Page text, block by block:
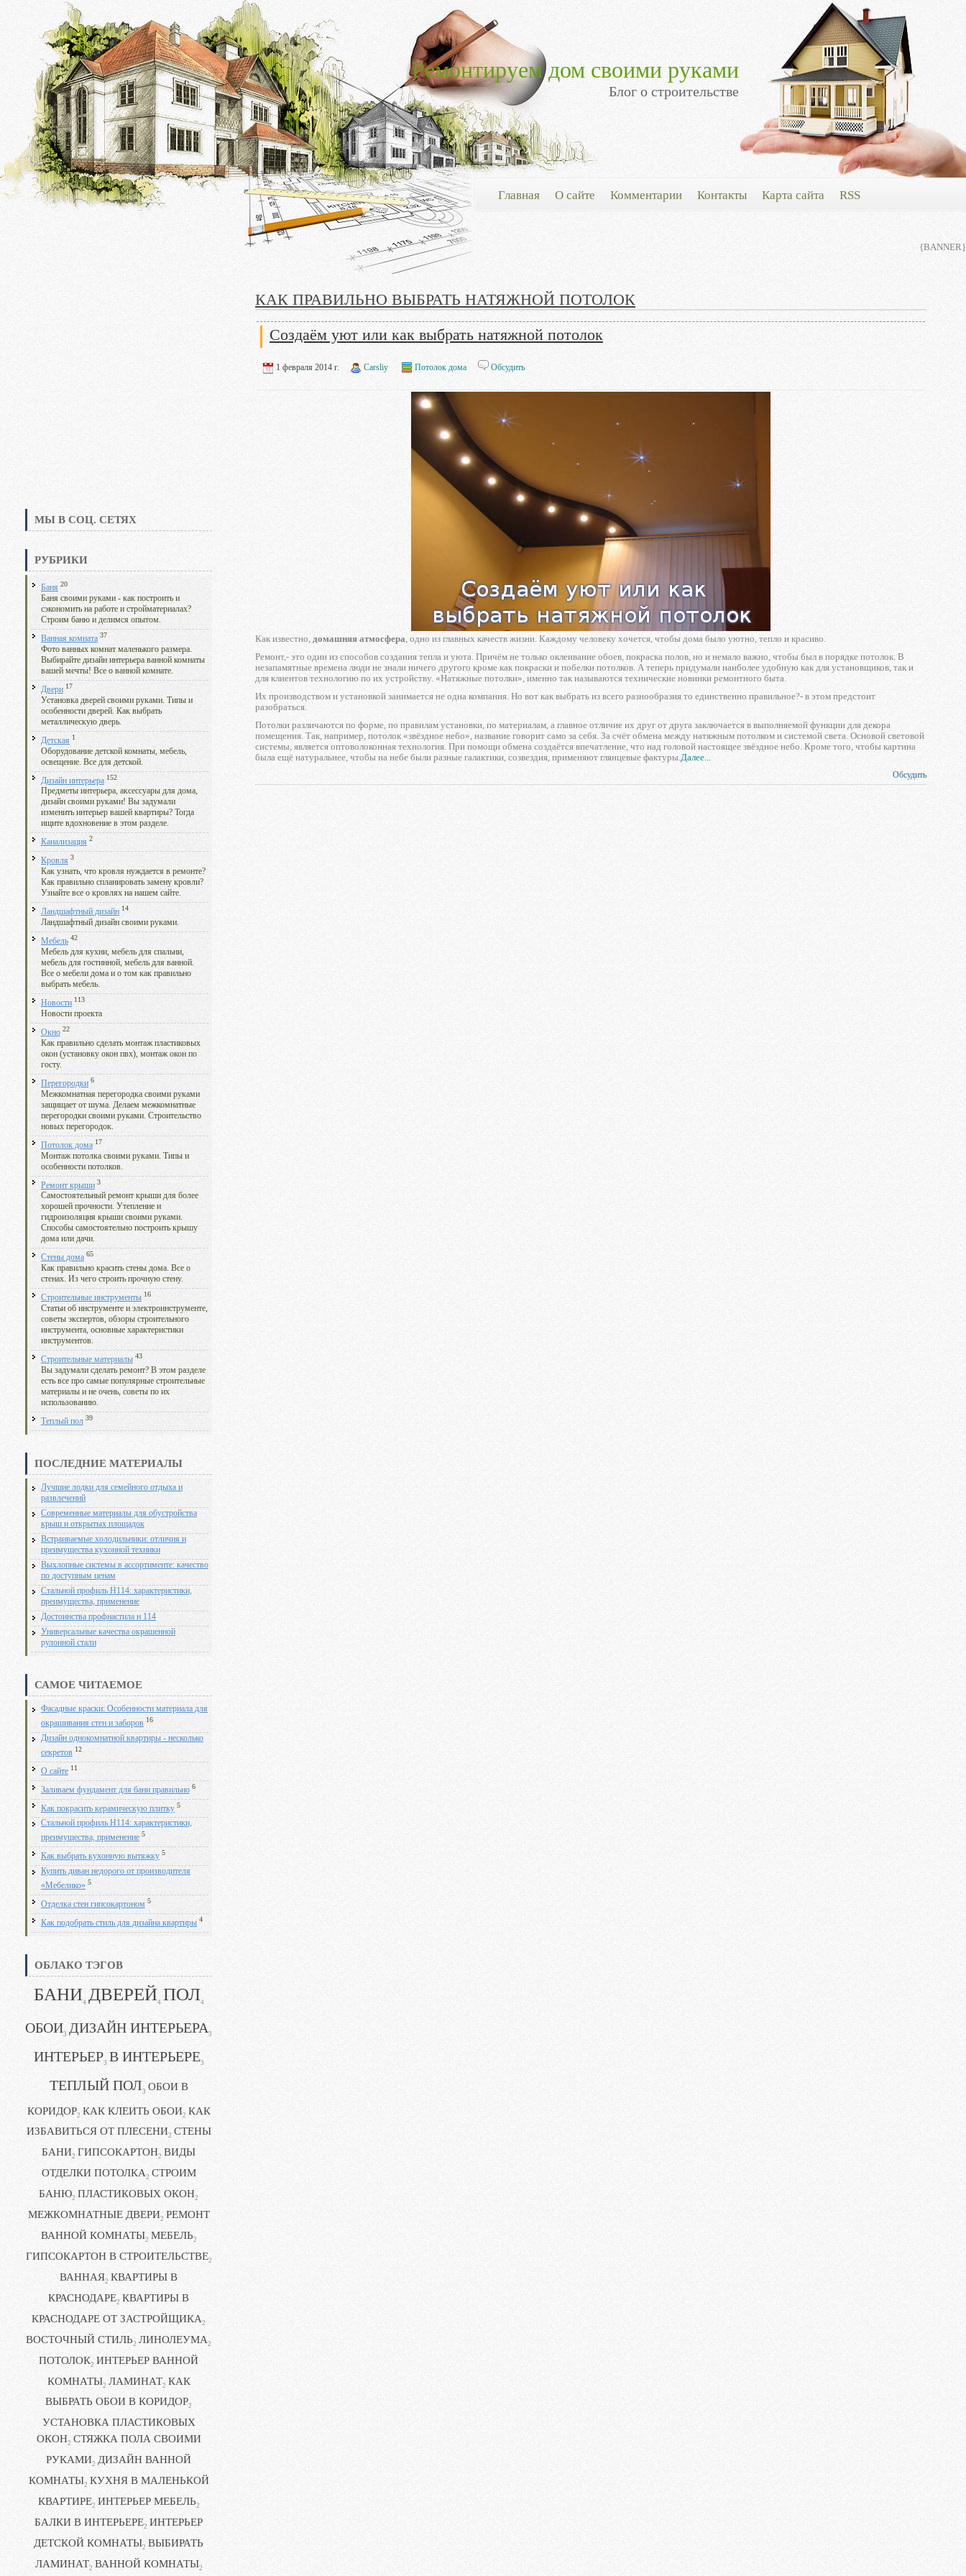
Ремонтируем дом своими руками
Блог о строительстве
Главная О сайте Комментарии Контакты Карта сайта RSS
{BANNER}
МЫ В СОЦ. СЕТЯХ
РУБРИКИ
Баня 20
Баня своими руками - как построить и
сэкономить на работе и стройматериалах?
Строим баню и делимся опытом.
Ванная комната 37
Фото ванных комнат маленького размера.
Выбирайте дизайн интерьера ванной комнаты
вашей мечты! Все о ванной комнате.
Двери 17
Установка дверей своими руками. Типы и
особенности дверей. Как выбрать
металлическую дверь.
Детская 1
Оборудование детской комнаты, мебель,
освещение. Все для детской.
Дизайн интерьера 152
Предметы интерьера, аксессуары для дома,
дизайн своими руками! Вы задумали
изменить интерьер вашей квартиры? Тогда
ищите вдохновение в этом разделе.
Канализация 2
Кровля 3
Как узнать, что кровля нуждается в ремонте?
Как правильно спланировать замену кровли?
Узнайте все о кровлях на нашем сайте.
Ландшафтный дизайн 14
Ландшафтный дизайн своими руками.
Мебель 42
Мебель для кухни, мебель для спальни,
мебель для гостинной, мебель для ванной.
Все о мебели дома и о том как правильно
выбрать мебель.
Новости 113
Новости проекта
Окно 22
Как правильно сделать монтаж пластиковых
окон (установку окон пвх), монтаж окон по
госту.
Перегородки 6
Межкомнатная перегородка своими руками
защищает от шума. Делаем межкомнатные
перегородки своими руками. Строительство
новых перегородок.
Потолок дома 17
Монтаж потолка своими руками. Типы и
особенности потолков.
Ремонт крыши 3
Самостоятельный ремонт крыши для более
хорошей прочности. Утепление и
гидроизоляция крыши своими руками.
Способы самостоятельно построить крышу
дома или дачи.
Стены дома 65
Как правильно красить стены дома. Все о
стенах. Из чего строить прочную стену.
Строительные инструменты 16
Статьи об инструменте и электроинструменте,
советы экспертов, обзоры строительного
инструмента, основные характеристики
инструментов.
Строительные материалы 43
Вы задумали сделать ремонт? В этом разделе
есть все про самые популярные строительные
материалы и не очень, советы по их
использованию.
Теплый пол 39
ПОСЛЕДНИЕ МАТЕРИАЛЫ
Лучшие лодки для семейного отдыха и
развлечений
Современные материалы для обустройства
крыш и открытых площадок
Встраиваемые холодильники: отличия и
преимущества кухонной техники
Выхлопные системы в ассортименте: качество
по доступным ценам
Стальной профиль Н114: характеристики,
преимущества, применение
Достоинства профнастила н 114
Универсальные качества окрашенной
рулонной стали
САМОЕ ЧИТАЕМОЕ
Фасадные краски: Особенности материала для
окрашивания стен и заборов 16
Дизайн однокомнатной квартиры - несколько
секретов 12
О сайте 11
Заливаем фундамент для бани правильно 6
Как покрасить керамическую плитку 5
Стальной профиль Н114: характеристики,
преимущества, применение 5
Как выбрать кухонную вытяжку 5
Купить диван недорого от производителя
«Мебелико» 5
Отделка стен гипсокартоном 5
Как подобрать стиль для дизайна квартиры 4
ОБЛАКО ТЭГОВ
БАНИ4 ДВЕРЕЙ4 ПОЛ4
ОБОИ3 ДИЗАЙН ИНТЕРЬЕРА3
ИНТЕРЬЕР3 В ИНТЕРЬЕРЕ3
ТЕПЛЫЙ ПОЛ3 ОБОИ В
КОРИДОР2 КАК КЛЕИТЬ ОБОИ2 КАК
ИЗБАВИТЬСЯ ОТ ПЛЕСЕНИ2 СТЕНЫ
БАНИ2 ГИПСОКАРТОН2 ВИДЫ
ОТДЕЛКИ ПОТОЛКА2 СТРОИМ
БАНЮ2 ПЛАСТИКОВЫХ ОКОН2
МЕЖКОМНАТНЫЕ ДВЕРИ2 РЕМОНТ
ВАННОЙ КОМНАТЫ2 МЕБЕЛЬ2
ГИПСОКАРТОН В СТРОИТЕЛЬСТВЕ2
ВАННАЯ2 КВАРТИРЫ В
КРАСНОДАРЕ2 КВАРТИРЫ В
КРАСНОДАРЕ ОТ ЗАСТРОЙЩИКА2
ВОСТОЧНЫЙ СТИЛЬ2 ЛИНОЛЕУМА2
ПОТОЛОК2 ИНТЕРЬЕР ВАННОЙ
КОМНАТЫ2 ЛАМИНАТ2 КАК
ВЫБРАТЬ ОБОИ В КОРИДОР2
УСТАНОВКА ПЛАСТИКОВЫХ
ОКОН2 СТЯЖКА ПОЛА СВОИМИ
РУКАМИ2 ДИЗАЙН ВАННОЙ
КОМНАТЫ2 КУХНЯ В МАЛЕНЬКОЙ
КВАРТИРЕ2 ИНТЕРЬЕР МЕБЕЛЬ2
БАЛКИ В ИНТЕРЬЕРЕ2 ИНТЕРЬЕР
ДЕТСКОЙ КОМНАТЫ2 ВЫБИРАТЬ
ЛАМИНАТ2 ВАННОЙ КОМНАТЫ2
КАК ПРАВИЛЬНО ВЫБРАТЬ НАТЯЖНОЙ ПОТОЛОК
Создаём уют или как выбрать натяжной потолок
1 февраля 2014 г. Carsliy Потолок дома Обсудить
Как известно, домашняя атмосфера, одно из главных качеств жизни. Каждому человеку хочется, чтобы дома было уютно, тепло и красиво.
Ремонт,- это один из способов создания тепла и уюта. Причём не только оклеивание обоев, покраска полов, но и немало важно, чтобы был в порядке потолок. В
незапамятные времена люди не знали ничего другого кроме как покраски и побелки потолков. А теперь придумали наиболее удобную как для установщиков, так и
для клиентов технологию по их устройству. «Натяжные потолки», именно так называются технические новинки ремонтного быта.
Их производством и установкой занимается не одна компания. Но вот как выбрать из всего разнообразия то единственно правильное?- в этом предстоит
разобраться.
Потолки различаются по форме, по правилам установки, по материалам, а главное отличие их друг от друга заключается в выполняемой функции для декора
помещения. Так, например, потолок «звёздное небо», название говорит само за себя. За счёт обмена между натяжным потолком и системой света. Основой световой
системы, является оптоволоконная технология. При помощи обмена создаётся впечатление, что над головой настоящее звёздное небо. Кроме того, чтобы картина
была ещё натуральнее, чтобы на небе были разные галактики, созвездия, применяют глянцевые фактуры.Далее...
Обсудить